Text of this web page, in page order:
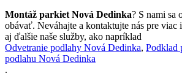
Montáž parkiet Nová Dedinka? S nami sa
obávať. Neváhajte a kontaktujte nás pre viac
aj ďalšie naše služby, ako napríklad
Odvetranie podlahy Nová Dedinka, Podklad
podlahu Nová Dedinka
.